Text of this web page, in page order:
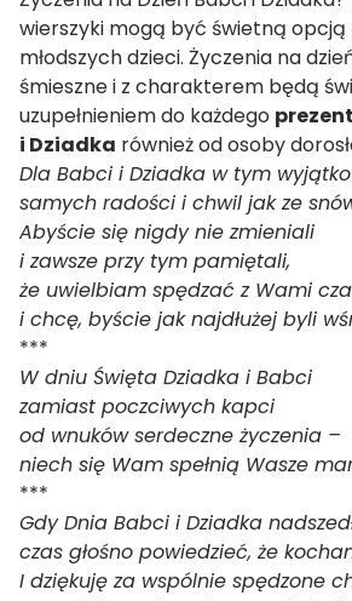
wierszyki mogą być świetną opcją
młodszych dzieci. Życzenia na
śmieszne i z charakterem będą
uzupełnieniem do każdego
i Dziadka również od osoby
Dla Babci i Dziadka w tym
samych radości i chwil jak ze
Abyście się nigdy nie zmieniali
i zawsze przy tym pamiętali,
że uwielbiam spędzać z Wami
i chcę, byście jak najdłużej byli
***
W dniu Święta Dziadka i Babci
zamiast poczciwych kapci
od wnuków serdeczne życzenia –
niech się Wam spełnią Wasze
***
Gdy Dnia Babci i Dziadka
czas głośno powiedzieć, że
I dziękuję za wspólnie spędzone